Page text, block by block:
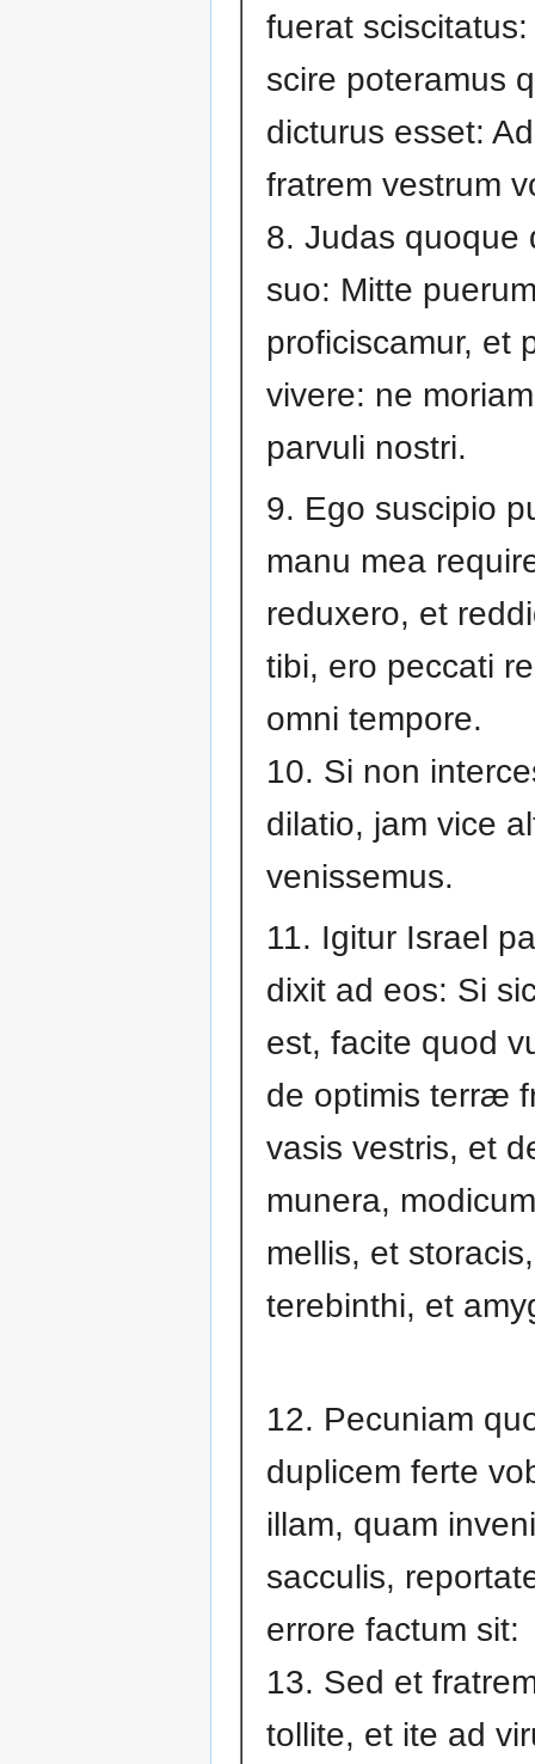
fuerat
scire poteramus
dicturus esset:
fratrem vestrum
8. Judas quoque
suo: Mitte
proficiscamur, et
vivere: ne
parvuli nostri.
9. Ego suscipio
manu mea
reduxero, et
tibi, ero peccati
omni tempore.
10. Si non
dilatio, jam vice
venissemus.
11. Igitur Israel
dixit ad eos: Si
est, facite quod
de optimis terræ
vasis vestris, et
munera,
mellis, et
terebinthi, et
12. Pecuniam
duplicem ferte
illam, quam
sacculis,
errore factum sit:
13. Sed et
tollite, et ite ad